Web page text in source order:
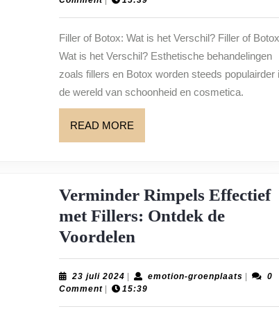
Past
het
Beste
bij
Filler of Botox: Wat is het Verschil? Filler of
Wat is het Verschil? Esthetische behandelingen
zoals fillers en Botox worden steeds populairder
de wereld van schoonheid en cosmetica.
READ MORE
MORE
Verminder Rimpels Effectief
met Fillers: Ontdek de
Voordelen
Rimpels
Effectief
23 juli 2024 23
juli
emotion-groenplaatsemotion-
0
Comment
15:39